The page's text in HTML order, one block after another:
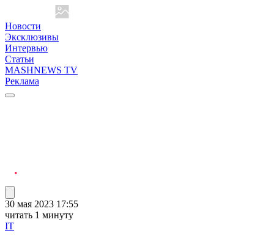
Новости
Эксклюзивы
Интервью
Статьи
MASHNEWS TV
Реклама
30 мая 2023 17:55
читать 1 минуту
IT